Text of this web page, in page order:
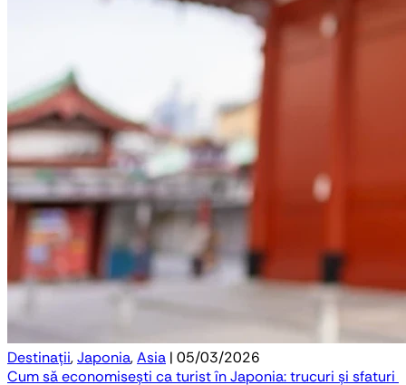
Destinații,Japonia,Asia | 05/03/2026
Cum să economisești ca turist în Japonia: trucuri și sfaturi